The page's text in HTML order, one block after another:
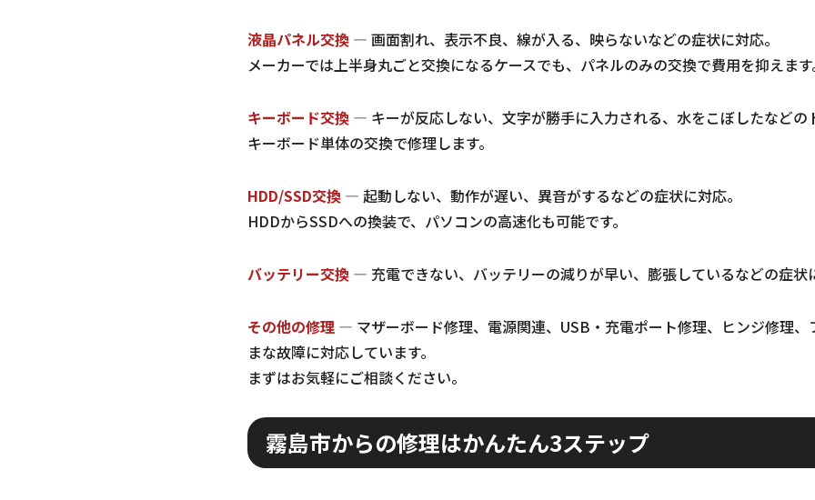
液晶パネル交換 — 画面割れ、表示不良、線が入る、映らないなどの症状に対応。
メーカーでは上半身丸ごと交換になるケースでも、パネルのみの交換で費用を抑えま
キーボード交換 — キーが反応しない、文字が勝手に入力される、水をこぼしたなどの
キーボード単体の交換で修理します。
HDD/SSD交換 — 起動しない、動作が遅い、異音がするなどの症状に対応。
HDDからSSDへの換装で、パソコンの高速化も可能です。
バッテリー交換 — 充電できない、バッテリーの減りが早い、膨張しているなどの症状
その他の修理 — マザーボード修理、電源関連、USB・充電ポート修理、ヒンジ修理、
まな故障に対応しています。
まずはお気軽にご相談ください。
霧島市からの修理はかんたん3ステップ